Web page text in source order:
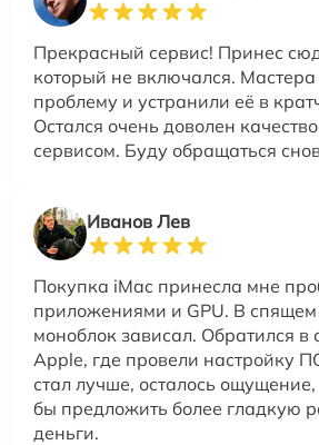
Прекрасный сервис! Принес
который не включался.
проблему и устранили её в
Остался очень доволен
сервисом. Буду обращаться
Иванов Лев
Покупка iMac принесла мне
приложениями и GPU. В
моноблок зависал. Обратился в
Apple, где провели настройку
стал лучше, осталось
бы предложить более гладкую
деньги.